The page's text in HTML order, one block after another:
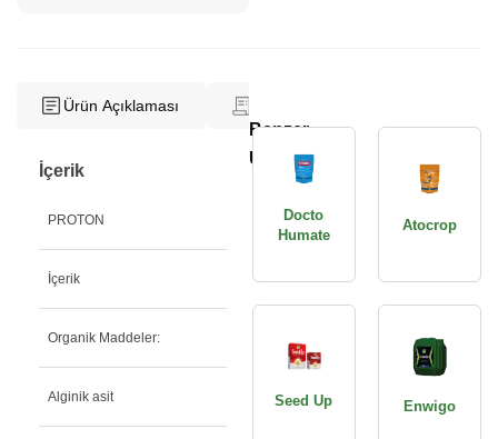
Ürün Açıklaması
İçerik
PROTON
İçerik % w/w
Organik Maddeler:
Alginik asit
Benzer
Ürünler
Docto
Humate
Atocrop
Seed Up Enwigo